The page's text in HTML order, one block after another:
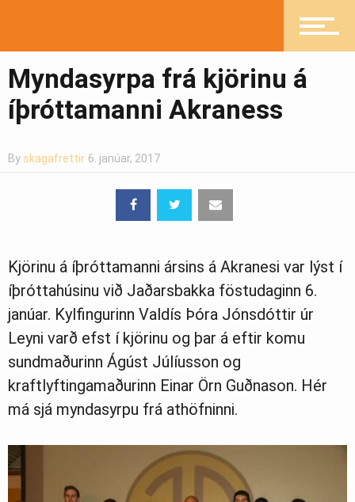
Myndasyrpa frá kjörinu á
íþróttamanni Akraness
By skagafrettir 6. janúar, 2017
Kjörinu á íþróttamanni ársins á Akranesi var lýst í
íþróttahúsinu við Jaðarsbakka föstudaginn 6.
janúar. Kylfingurinn Valdís Þóra Jónsdóttir úr
Leyni varð efst í kjörinu og þar á eftir komu
sundmaðurinn Ágúst Júlíusson og
kraftlyftingamaðurinn Einar Örn Guðnason. Hér
má sjá myndasyrpu frá athöfninni.